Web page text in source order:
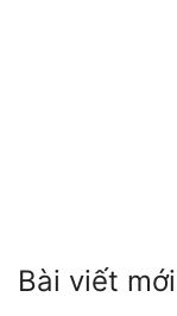
Bài viết